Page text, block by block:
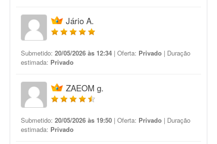
Jário A.
Submetido: 20/05/2026 às 12:34 | Oferta: Privado | Duração
estimada: Privado
ZAEOM g.
Submetido: 20/05/2026 às 19:50 | Oferta: Privado | Duração
estimada: Privado